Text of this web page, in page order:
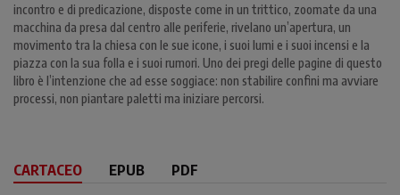
incontro e di predicazione, disposte come in un trittico, zoomate da una
macchina da presa dal centro alle periferie, rivelano un’apertura, un
movimento tra la chiesa con le sue icone, i suoi lumi e i suoi incensi e la
piazza con la sua folla e i suoi rumori. Uno dei pregi delle pagine di questo
libro è l’intenzione che ad esse soggiace: non stabilire confini ma avviare
processi, non piantare paletti ma iniziare percorsi.
CARTACEO EPUB PDF